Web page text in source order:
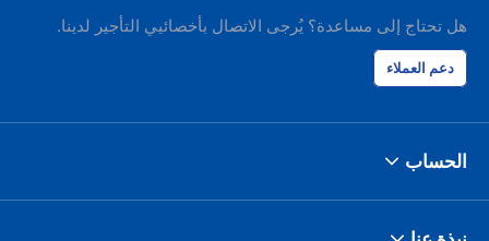
هل تحتاج إلى مساعدة؟ يُرجى الاتصال بأخصائيي التأجير لدينا.
دعم العملاء
الحساب